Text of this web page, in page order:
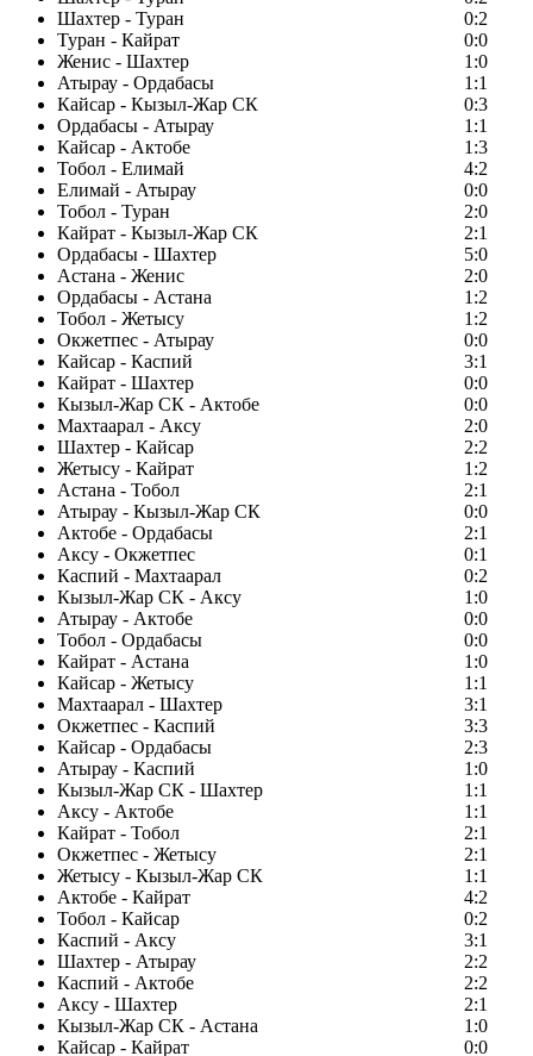
Шахтер - Туран
0:2
Туран - Кайрат
0:0
Женис - Шахтер
1:0
Атырау - Ордабасы
1:1
Кайсар - Кызыл-Жар СК
0:3
Ордабасы - Атырау
1:1
Кайсар - Актобе
1:3
Тобол - Елимай
4:2
Елимай - Атырау
0:0
Тобол - Туран
2:0
Кайрат - Кызыл-Жар СК
2:1
Ордабасы - Шахтер
5:0
Астана - Женис
2:0
Ордабасы - Астана
1:2
Тобол - Жетысу
1:2
Окжетпес - Атырау
0:0
Кайсар - Каспий
3:1
Кайрат - Шахтер
0:0
Кызыл-Жар СК - Актобе
0:0
Махтаарал - Аксу
2:0
Шахтер - Кайсар
2:2
Жетысу - Кайрат
1:2
Астана - Тобол
2:1
Атырау - Кызыл-Жар СК
0:0
Актобе - Ордабасы
2:1
Аксу - Окжетпес
0:1
Каспий - Махтаарал
0:2
Кызыл-Жар СК - Аксу
1:0
Атырау - Актобе
0:0
Тобол - Ордабасы
0:0
Кайрат - Астана
1:0
Кайсар - Жетысу
1:1
Махтаарал - Шахтер
3:1
Окжетпес - Каспий
3:3
Кайсар - Ордабасы
2:3
Атырау - Каспий
1:0
Кызыл-Жар СК - Шахтер
1:1
Аксу - Актобе
1:1
Кайрат - Тобол
2:1
Окжетпес - Жетысу
2:1
Жетысу - Кызыл-Жар СК
1:1
Актобе - Кайрат
4:2
Тобол - Кайсар
0:2
Каспий - Аксу
3:1
Шахтер - Атырау
2:2
Каспий - Актобе
2:2
Аксу - Шахтер
2:1
Кызыл-Жар СК - Астана
1:0
Кайсар - Кайрат
0:0